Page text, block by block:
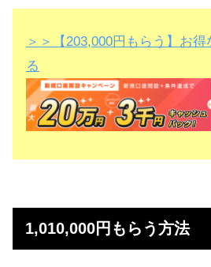
＞＞【203,000円もらう】お
る
1,010,000円もらう方法